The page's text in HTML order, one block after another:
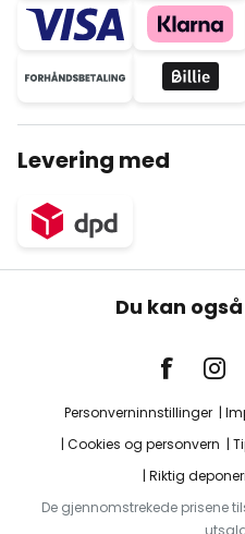
Levering med
Du kan
Personverninnstillinger
Cookies og personvern
Riktig
De gjennomstrekede prisene